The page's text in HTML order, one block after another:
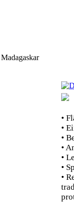
Madagaskar
•
•
•
•
•
•
•